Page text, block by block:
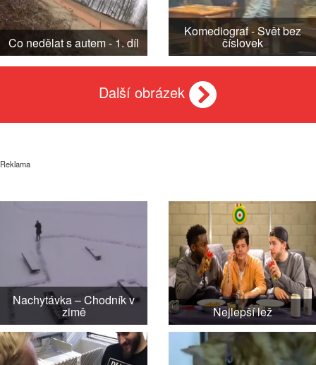
Co nedělat s autem - 1. díl
Komediograf - Svět bez
číslovek
Další obrázek
Reklama
Nachytávka – Chodník v
zimě Nejlepší lež